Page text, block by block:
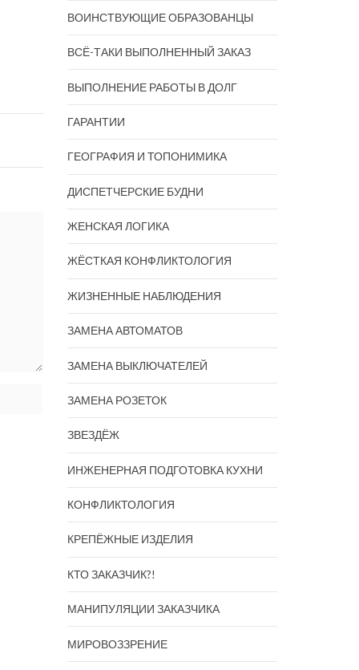
ВОИНСТВУЮЩИЕ ОБРАЗОВАНЦЫ
ВСЁ-ТАКИ ВЫПОЛНЕННЫЙ ЗАКАЗ
ВЫПОЛНЕНИЕ РАБОТЫ В ДОЛГ
ГАРАНТИИ
ГЕОГРАФИЯ И ТОПОНИМИКА
ДИСПЕТЧЕРСКИЕ БУДНИ
ЖЕНСКАЯ ЛОГИКА
ЖЁСТКАЯ КОНФЛИКТОЛОГИЯ
ЖИЗНЕННЫЕ НАБЛЮДЕНИЯ
ЗАМЕНА АВТОМАТОВ
ЗАМЕНА ВЫКЛЮЧАТЕЛЕЙ
ЗАМЕНА РОЗЕТОК
ЗВЕЗДЁЖ
ИНЖЕНЕРНАЯ ПОДГОТОВКА КУХНИ
КОНФЛИКТОЛОГИЯ
КРЕПЁЖНЫЕ ИЗДЕЛИЯ
КТО ЗАКАЗЧИК?!
МАНИПУЛЯЦИИ ЗАКАЗЧИКА
МИРОВОЗЗРЕНИЕ